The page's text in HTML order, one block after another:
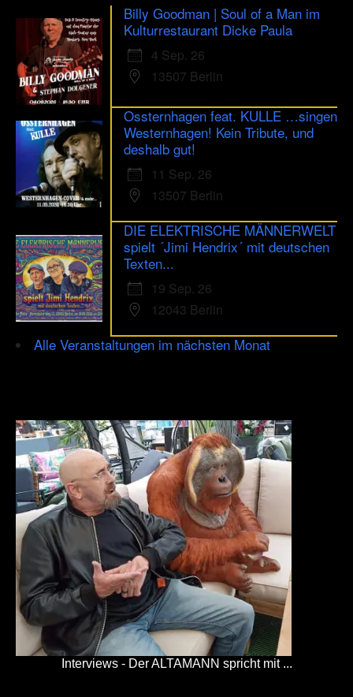
Billy Goodman | Soul of a Man im
Kulturrestaurant Dicke Paula
4 Sep. 26
13507 Berlin
Ossternhagen feat. KULLE …singen
Westernhagen! Kein Tribute, und
deshalb gut!
11 Sep. 26
13507 Berlin
DIE ELEKTRISCHE MÄNNERWELT
spielt ´Jimi Hendrix´ mit deutschen
Texten...
19 Sep. 26
12043 Berlin
Alle Veranstaltungen im nächsten Monat
Interviews - Der ALTAMANN spricht mit ...